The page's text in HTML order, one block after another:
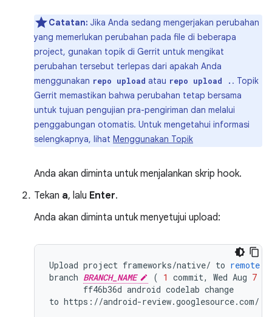
Catatan: Jika Anda sedang mengerjakan perubahan
yang memerlukan perubahan pada file di beberapa
project, gunakan topik di Gerrit untuk mengikat
perubahan tersebut terlepas dari apakah Anda
menggunakan repo upload atau repo upload . . Topik
Gerrit memastikan bahwa perubahan tetap bersama
untuk tujuan pengujian pra-pengiriman dan melalui
penggabungan otomatis. Untuk mengetahui informasi
selengkapnya, lihat Menggunakan Topik
Anda akan diminta untuk menjalankan skrip hook.
Tekan a, lalu Enter.
Anda akan diminta untuk menyetujui upload:
Upload project frameworks/native/ to remote
branch BRANCH_NAME ( 1 commit, Wed Aug 7
ff46b36d android codelab change
to https : //android-review.googlesource.com/